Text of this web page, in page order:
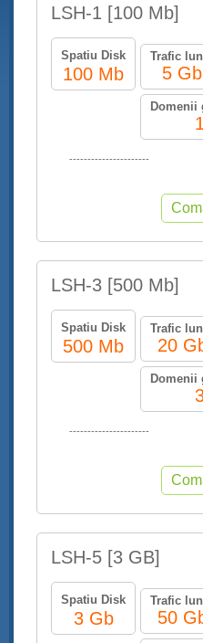
LSH-1 [100 Mb]
Spatiu Disk
100 Mb
Trafic
5 Gb
Domenii
1
----------------------
LSH-3 [500 Mb]
Spatiu Disk
500 Mb
Trafic
20
Domenii
----------------------
LSH-5 [3 GB]
Spatiu Disk
3 Gb
Trafic
50